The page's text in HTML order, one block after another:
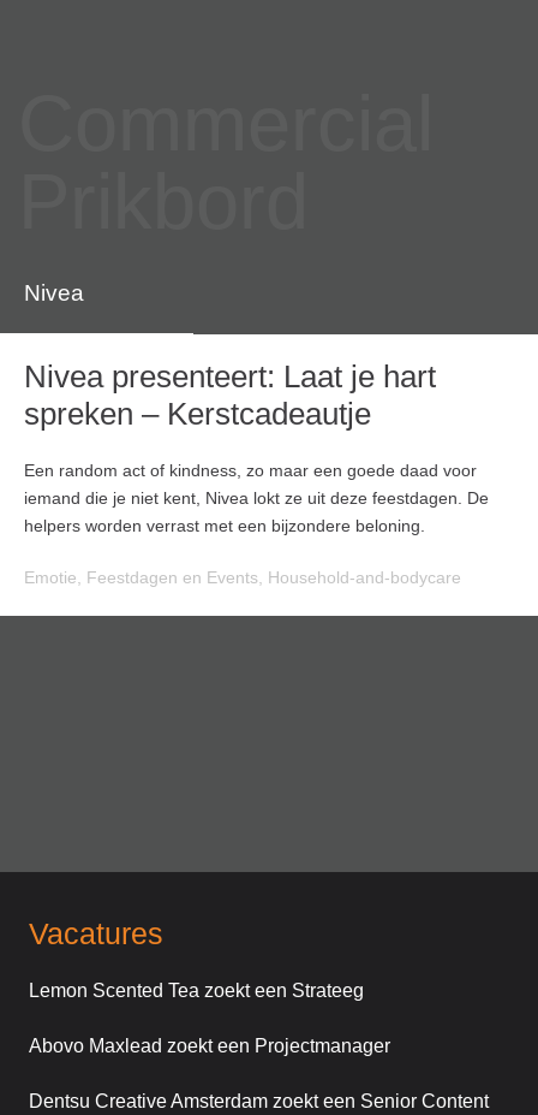
Nivea
Nivea presenteert: Laat je hart
spreken – Kerstcadeautje
Een random act of kindness, zo maar een goede daad voor
iemand die je niet kent, Nivea lokt ze uit deze feestdagen. De
helpers worden verrast met een bijzondere beloning.
Emotie Feestdagen en Events Household-and-bodycare
Vacatures
Lemon Scented Tea zoekt een Strateeg
Abovo Maxlead zoekt een Projectmanager
Dentsu Creative Amsterdam zoekt een Senior Content